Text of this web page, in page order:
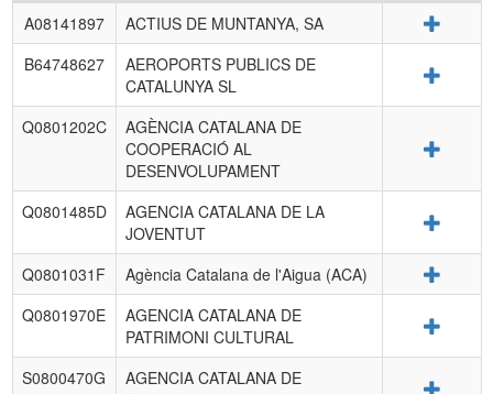
Listado
de
entidades
A08141897
ACTIUS DE MUNTANYA, SA
B64748627
AEROPORTS PUBLICS DE
CATALUNYA SL
Q0801202C
AGÈNCIA CATALANA DE
COOPERACIÓ AL
DESENVOLUPAMENT
Q0801485D
AGENCIA CATALANA DE LA
JOVENTUT
Q0801031F Agència Catalana de l'Aigua (ACA)
Q0801970E
AGENCIA CATALANA DE
PATRIMONI CULTURAL
S0800470G
AGENCIA CATALANA DE